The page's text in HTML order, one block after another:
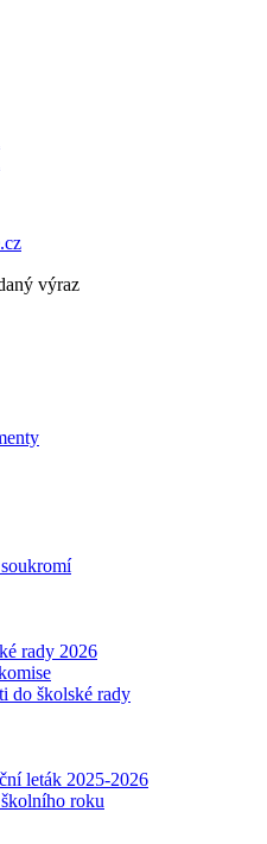
výraz
rady 2026
do školské rady
leták 2025-2026
roku